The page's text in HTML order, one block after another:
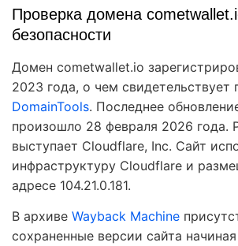
Проверка домена
безопасности
Домен cometwallet.io
2023 года, о чем свидетельствует
DomainTools. Последнее
произошло 28 февраля 2026 года.
выступает Cloudflare, Inc. Сайт
инфраструктуру Cloudflare и
адресе 104.21.0.181.
В архиве Wayback Machine
сохраненные версии сайта